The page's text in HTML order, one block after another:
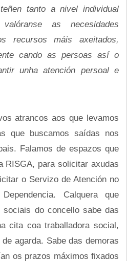
tanto a nivel individual
as necesidades
recursos máis axeitados,
cando as persoas así o
unha atención persoal e
atrancos aos que levamos
que buscamos saídas nos
Falamos de espazos que
RISGA, para solicitar axudas
o Servizo de Atención no
Calquera que
do concello sabe das
cita coa traballadora social,
agarda. Sabe das demoras
os prazos máximos fixados